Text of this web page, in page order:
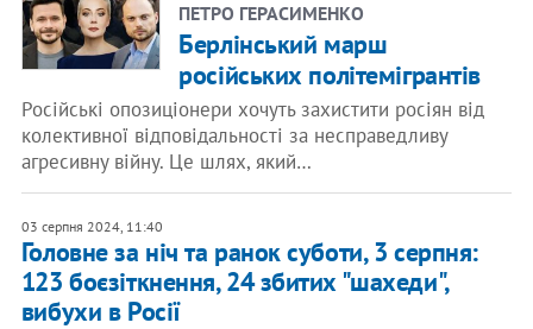
ПЕТРО ГЕРАСИМЕНКО
Берлінський марш
російських політемігрантів
Російські опозиціонери хочуть захистити росіян від
колективної відповідальності за несправедливу
агресивну війну. Це шлях, який…
03 серпня 2024, 11:40
Головне за ніч та ранок суботи, 3 серпня:
123 боєзіткнення, 24 збитих "шахеди",
вибухи в Росії